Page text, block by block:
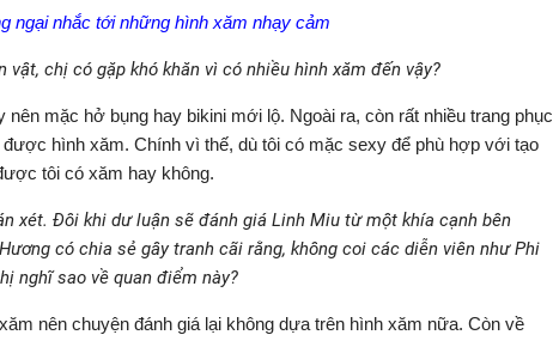
ngại nhắc tới những hình xăm nhạy cảm
vật, chị có gặp khó khăn vì có nhiều hình xăm đến vậy?
mặc hở bụng hay bikini mới lộ. Ngoài ra, còn rất nhiều trang phục
hình xăm. Chính vì thế, dù tôi có mặc sexy để phù hợp với tạo
tôi có xăm hay không.
xét. Đôi khi dư luận sẽ đánh giá Linh Miu từ một khía cạnh bên
có chia sẻ gây tranh cãi rằng, không coi các diễn viên như Phi
nghĩ sao về quan điểm này?
nên chuyện đánh giá lại không dựa trên hình xăm nữa. Còn về